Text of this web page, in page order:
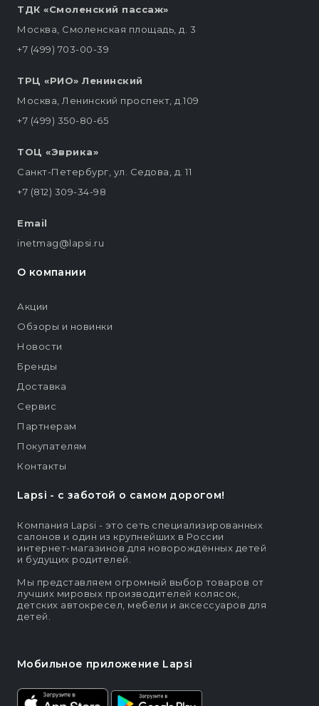
Lapsi - c заботой о самом дорогом!
Компания Lapsi - это сеть специализированных
салонов и один из крупнейших в России
интернет-магазинов для новорождённых детей
и будущих родителей.
Мы представляем огромный выбор товаров от
лучших мировых производителей колясок,
детских автокресел, мебели и аксессуаров для
детей.
Мобильное приложение Lapsi
ТДК «Смоленский пассаж»
Москва, Смоленская площадь, д. 3
+7 (499) 703-00-39
ТРЦ «РИО» Ленинский
Москва, Ленинский проспект, д.109
+7 (499) 350-80-65
ТОЦ «Эврика»
Санкт-Петербург, ул. Седова, д. 11
+7 (812) 309-34-98
Email
inetmag@lapsi.ru
О компании
Акции
Обзоры и новинки
Новости
Бренды
Доставка
Сервис
Партнерам
Покупателям
Контакты